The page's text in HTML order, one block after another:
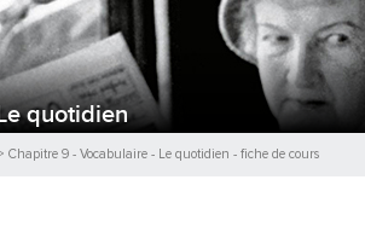
quotidien
Chapitre 9 - Vocabulaire - Le quotidien - fiche de cours